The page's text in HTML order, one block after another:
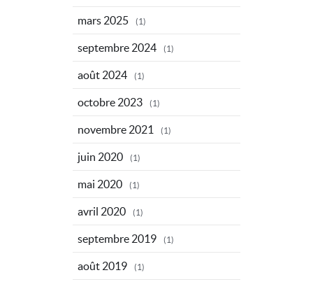
mars 2025 (1)
septembre 2024 (1)
août 2024 (1)
octobre 2023 (1)
novembre 2021 (1)
juin 2020 (1)
mai 2020 (1)
avril 2020 (1)
septembre 2019 (1)
août 2019 (1)